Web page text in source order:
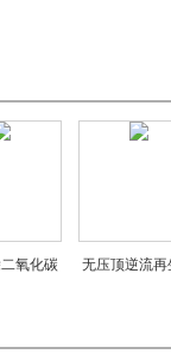
氧化碳 无压顶逆流再